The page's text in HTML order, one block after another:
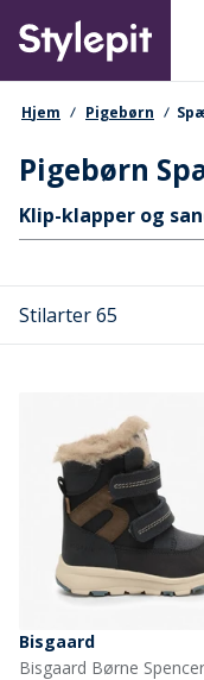
main
content
Primary
Hjem Pigebørn
Pigebørn
Hurtige links
Klip-klapper og
Stilarter 65
Bisgaard